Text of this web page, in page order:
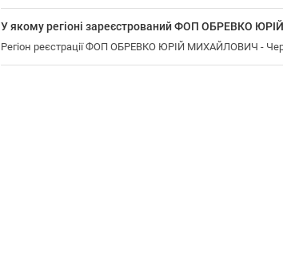
У якому регіоні зареєстрований ФОП ОБРЕВКО
Регіон реєстрації ФОП ОБРЕВКО ЮРІЙ МИХАЙЛОВИЧ -